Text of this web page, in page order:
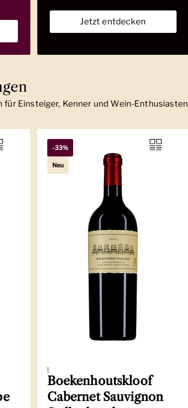
Jetzt entdecken
für Einsteiger, Kenner und Wein-Enthusiasten
|
Boekenhoutskloof
Cabernet Sauvignon
-33%
Neu